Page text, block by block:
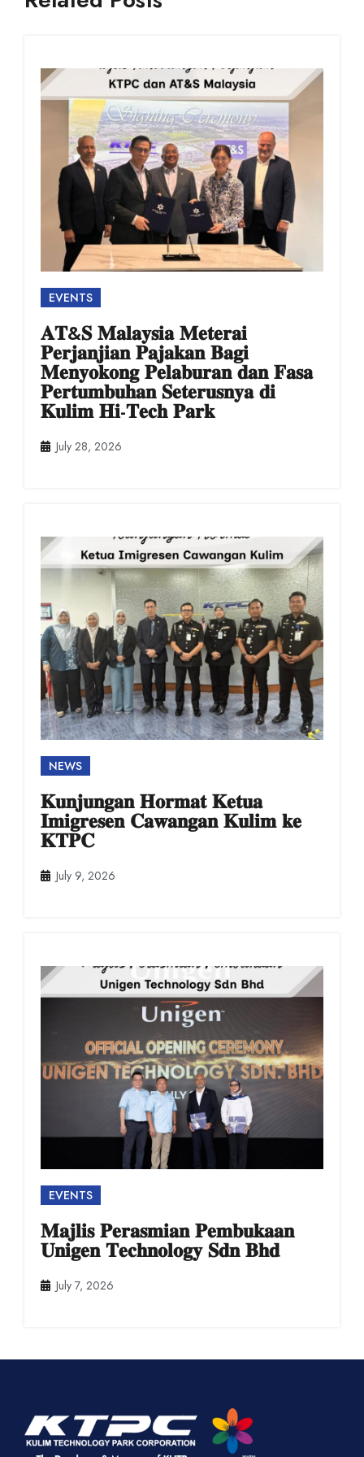
EVENTS
𝐀𝐓&𝐒 𝐌𝐚𝐥𝐚𝐲𝐬𝐢𝐚 𝐌𝐞𝐭𝐞𝐫𝐚𝐢
𝐏𝐞𝐫𝐣𝐚𝐧𝐣𝐢𝐚𝐧 𝐏𝐚𝐣𝐚𝐤𝐚𝐧 𝐁𝐚𝐠𝐢
𝐌𝐞𝐧𝐲𝐨𝐤𝐨𝐧𝐠 𝐏𝐞𝐥𝐚𝐛𝐮𝐫𝐚𝐧 𝐝𝐚𝐧 𝐅𝐚𝐬𝐚
𝐏𝐞𝐫𝐭𝐮𝐦𝐛𝐮𝐡𝐚𝐧 𝐒𝐞𝐭𝐞𝐫𝐮𝐬𝐧𝐲𝐚 𝐝𝐢
𝐊𝐮𝐥𝐢𝐦 𝐇𝐢-𝐓𝐞𝐜𝐡 𝐏𝐚𝐫𝐤
July 28, 2026
NEWS
𝐊𝐮𝐧𝐣𝐮𝐧𝐠𝐚𝐧 𝐇𝐨𝐫𝐦𝐚𝐭 𝐊𝐞𝐭𝐮𝐚
𝐈𝐦𝐢𝐠𝐫𝐞𝐬𝐞𝐧 𝐂𝐚𝐰𝐚𝐧𝐠𝐚𝐧 𝐊𝐮𝐥𝐢𝐦 𝐤𝐞
𝐊𝐓𝐏𝐂
July 9, 2026
EVENTS
𝐌𝐚𝐣𝐥𝐢𝐬 𝐏𝐞𝐫𝐚𝐬𝐦𝐢𝐚𝐧 𝐏𝐞𝐦𝐛𝐮𝐤𝐚𝐚𝐧
𝐔𝐧𝐢𝐠𝐞𝐧 𝐓𝐞𝐜𝐡𝐧𝐨𝐥𝐨𝐠𝐲 𝐒𝐝𝐧 𝐁𝐡𝐝
July 7, 2026